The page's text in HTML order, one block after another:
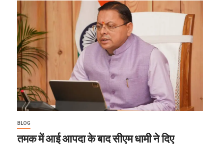
BLOG
तमक में आई आपदा के बाद सीएम धामी ने दिए